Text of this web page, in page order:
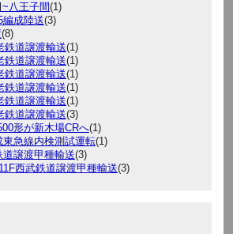
八王子間(1)
編成陸送(3)
(8)
鉄道譲渡輸送(1)
鉄道譲渡輸送(1)
鉄道譲渡輸送(1)
鉄道譲渡輸送(1)
鉄道譲渡輸送(1)
鉄道譲渡輸送(3)
形が新木場CRへ(1)
東急線内検測試運転(1)
道譲渡甲種輸送(3)
西武鉄道譲渡甲種輸送(3)